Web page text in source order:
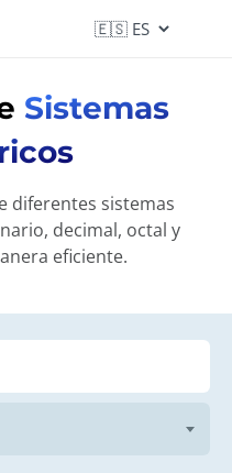
Sistemas
diferentes sistemas
decimal, octal y
eficiente.